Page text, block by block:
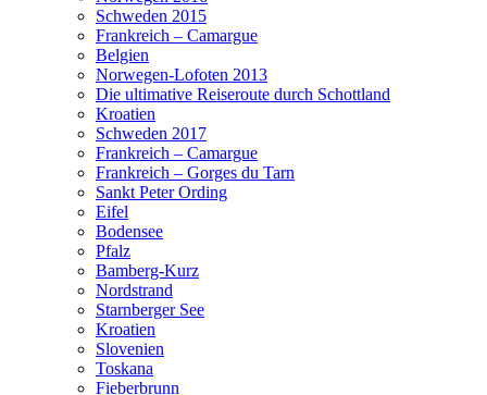
Schweden 2015
Frankreich – Camargue
Belgien
Norwegen-Lofoten 2013
Die ultimative Reiseroute durch Schottland
Kroatien
Schweden 2017
Frankreich – Camargue
Frankreich – Gorges du Tarn
Sankt Peter Ording
Eifel
Bodensee
Pfalz
Bamberg-Kurz
Nordstrand
Starnberger See
Kroatien
Slovenien
Toskana
Fieberbrunn